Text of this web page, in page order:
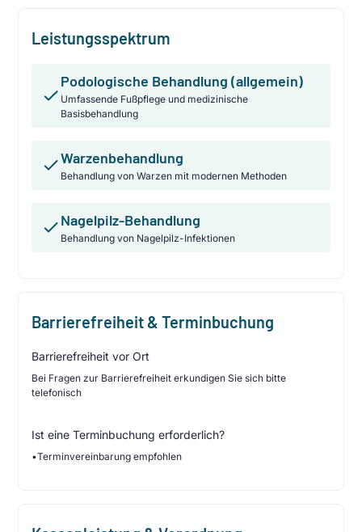
Leistungsspektrum
Podologische Behandlung (allgemein)
Umfassende Fußpflege und medizinische
Basisbehandlung
Warzenbehandlung
Behandlung von Warzen mit modernen Methoden
Nagelpilz-Behandlung
Behandlung von Nagelpilz-Infektionen
Barrierefreiheit & Terminbuchung
Barrierefreiheit vor Ort
Bei Fragen zur Barrierefreiheit erkundigen Sie sich bitte
telefonisch
Ist eine Terminbuchung erforderlich?
•Terminvereinbarung empfohlen